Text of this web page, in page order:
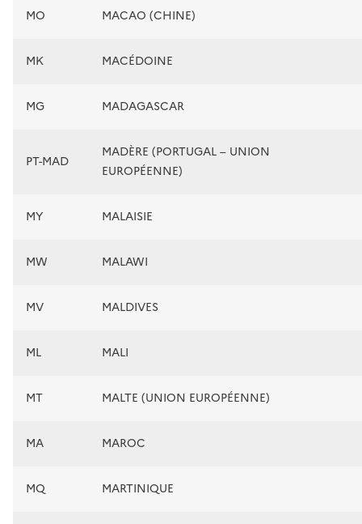
MO MACAO (CHINE)
MK MACÉDOINE
MG MADAGASCAR
PT-MAD
MADÈRE (PORTUGAL – UNION
EUROPÉENNE)
MY MALAISIE
MW MALAWI
MV MALDIVES
ML MALI
MT MALTE (UNION EUROPÉENNE)
MA MAROC
MQ MARTINIQUE